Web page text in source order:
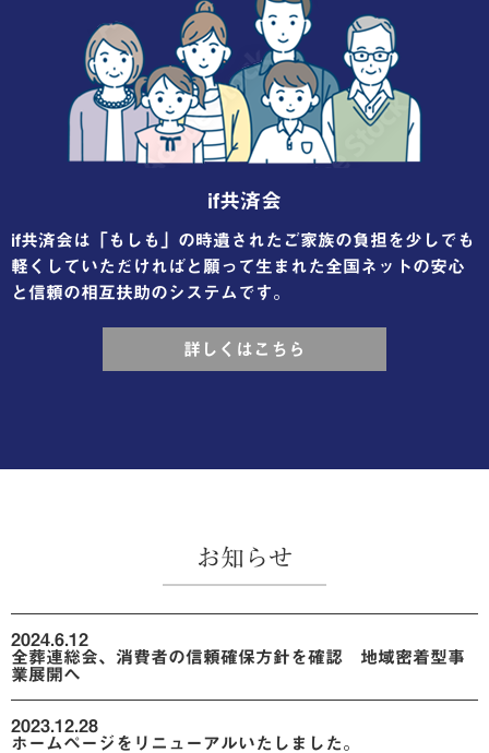
if共済会
if共済会は「もしも」の時遺されたご家族の負担を少しでも
軽くしていただければと願って生まれた全国ネットの安心
と信頼の相互扶助のシステムです。
詳しくはこちら
お知らせ
2024.6.12
全葬連総会、消費者の信頼確保方針を確認 地域密着型事
業展開へ
2023.12.28
ホームページをリニューアルいたしました。